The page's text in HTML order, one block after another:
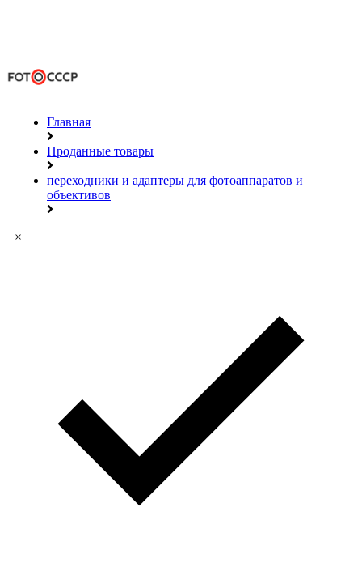
Главная
Проданные товары
переходники и адаптеры для фотоаппаратов и
объективов
×